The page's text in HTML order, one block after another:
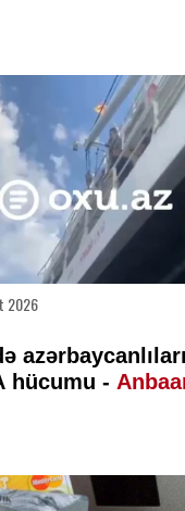
2026
hücumu -